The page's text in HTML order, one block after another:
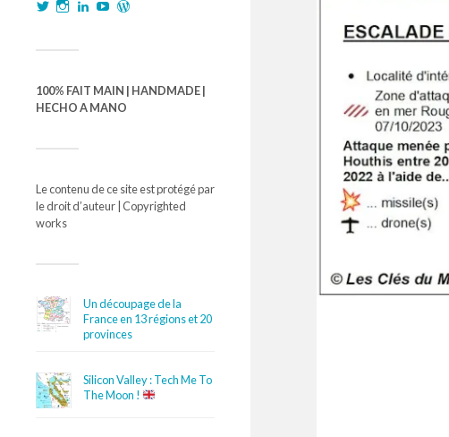
100% FAIT MAIN | HANDMADE |
HECHO A MANO
Le contenu de ce site est protégé par
le droit d’auteur | Copyrighted
works
Un découpage de la
France en 13 régions et 20
provinces
Silicon Valley : Tech Me To
The Moon !